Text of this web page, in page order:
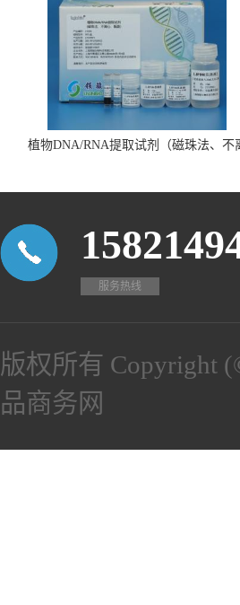
植物DNA/RNA提取试剂（磁珠法、不
服务热线
版权所有 Copyright
品商务网